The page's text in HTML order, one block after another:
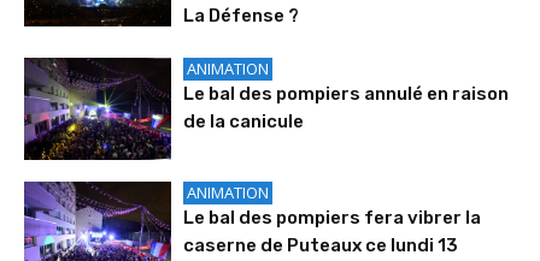
La Défense ?
ANIMATION
Le bal des pompiers annulé en raison
de la canicule
ANIMATION
Le bal des pompiers fera vibrer la
caserne de Puteaux ce lundi 13